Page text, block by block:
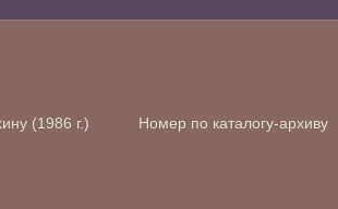
(1986 г.) Номер по каталогу-архиву